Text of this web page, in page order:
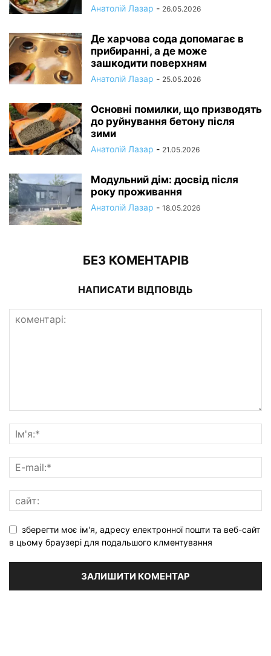
Анатолій Лазар - 26.05.2026
Де харчова сода допомагає в
прибиранні, а де може
зашкодити поверхням
Анатолій Лазар - 25.05.2026
Основні помилки, що призводять
до руйнування бетону після
зими
Анатолій Лазар - 21.05.2026
Модульний дім: досвід після
року проживання
Анатолій Лазар - 18.05.2026
БЕЗ КОМЕНТАРІВ
НАПИСАТИ ВІДПОВІДЬ
зберегти моє ім'я, адресу електронної пошти та веб-сайт
в цьому браузері для подальшого клментування